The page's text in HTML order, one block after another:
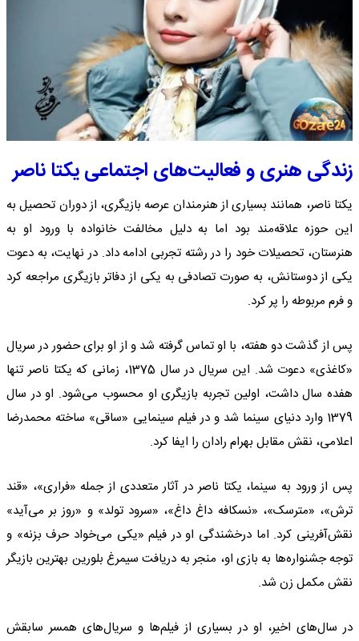
زندگی هنری و فعالیت‌های اجتماعی یکتا ناصر
یکتا ناصر، همانند بسیاری از هنرمندان عرصه بازیگری، از دوران تحصیل به
این حوزه علاقه‌مند بود اما به دلیل مخالفت خانواده با ورود او به
هنرستان، تحصیلات خود را در رشته تجربی ادامه داد. در نهایت، به دعوت
یکی از دوستانش، به صورت تصادفی به یکی از دفاتر بازیگری مراجعه کرد
و فرم مربوطه را پر کرد.
پس از گذشت دو هفته، با او تماس گرفته شد و از او برای حضور در سریال
«کاغذی» دعوت شد. این سریال در سال 1375، زمانی که یکتا ناصر تنها
هفده سال داشت، اولین تجربه بازیگری او محسوب می‌شود. او در سال
1379 وارد دنیای سینما شد و در فیلم سینمایی «ساقی» ساخته محمدرضا
اعلامی، نقش مقابل بهرام رادان را ایفا کرد.
پس از ورود به سینما، یکتا ناصر در آثار متعددی از جمله «فراری»، «قند
ترش»، «مترسک»، «نسکافه داغ داغ»، «سرود تولد» و «روز بر می‌آید»
نقش‌آفرینی کرد. اما درخشندگی او در فیلم «یکی می‌خواد حرف بزنه» و
توجه جشنواره‌ها به بازی او، منجر به دریافت سیمرغ بلورین بهترین بازیگر
نقش مکمل زن شد.
در سال‌های اخیر، او در بسیاری از فیلم‌ها و سریال‌های همسر سابقش